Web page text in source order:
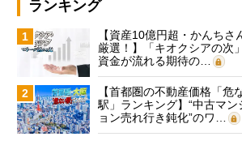
ランキング
1
【資産10億円超・かんちさ
厳選！】「キオクシアの次
資金が流れる期待の…
2
【首都圏の不動産価格「危
駅」ランキング】“中古マン
ョン売れ行き鈍化”のワ…